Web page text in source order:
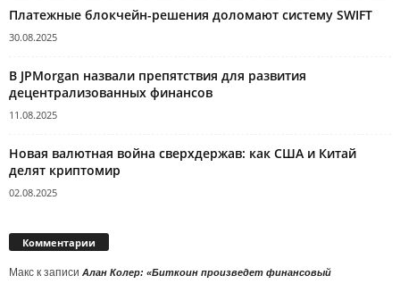
Платежные блокчейн-решения доломают систему SWIFT
30.08.2025
В JPMorgan назвали препятствия для развития
децентрализованных финансов
11.08.2025
Новая валютная война сверхдержав: как США и Китай
делят криптомир
02.08.2025
Комментарии
Макс к записи Алан Колер: «Биткоин произведет финансовый